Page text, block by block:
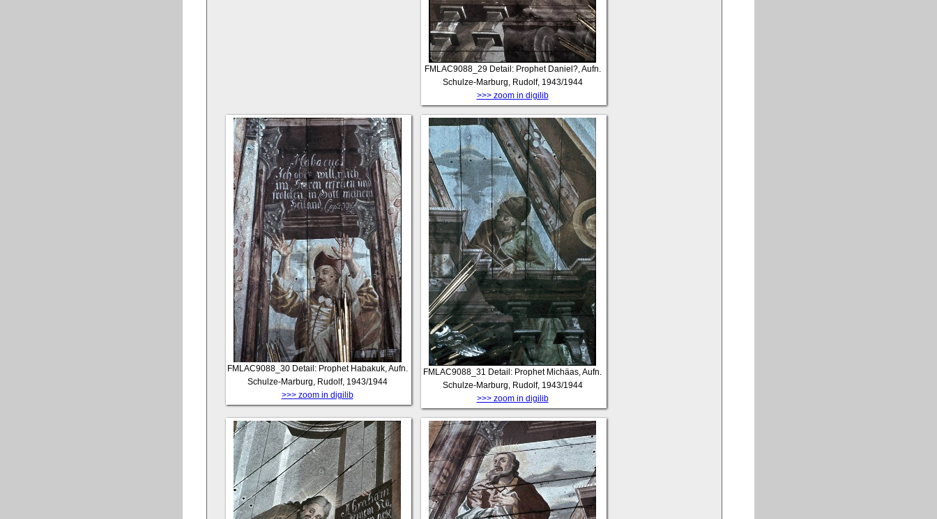
FMLAC9088_29 Detail: Prophet Daniel?, Aufn.
Schulze-Marburg, Rudolf, 1943/1944
>>> zoom in digilib
FMLAC9088_30 Detail: Prophet Habakuk, Aufn.
Schulze-Marburg, Rudolf, 1943/1944
>>> zoom in digilib
FMLAC9088_31 Detail: Prophet Michäas, Aufn.
Schulze-Marburg, Rudolf, 1943/1944
>>> zoom in digilib